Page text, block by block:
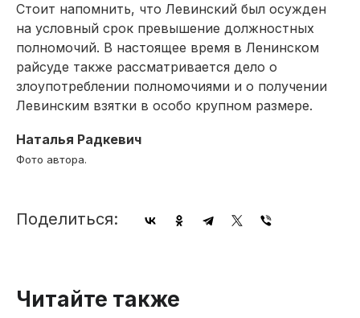
Стоит напомнить, что Левинский был осужден
на условный срок превышение должностных
полномочий. В настоящее время в Ленинском
райсуде также рассматривается дело о
злоупотреблении полномочиями и о получении
Левинским взятки в особо крупном размере.
Наталья Радкевич
Фото автора.
Поделиться:
Читайте также